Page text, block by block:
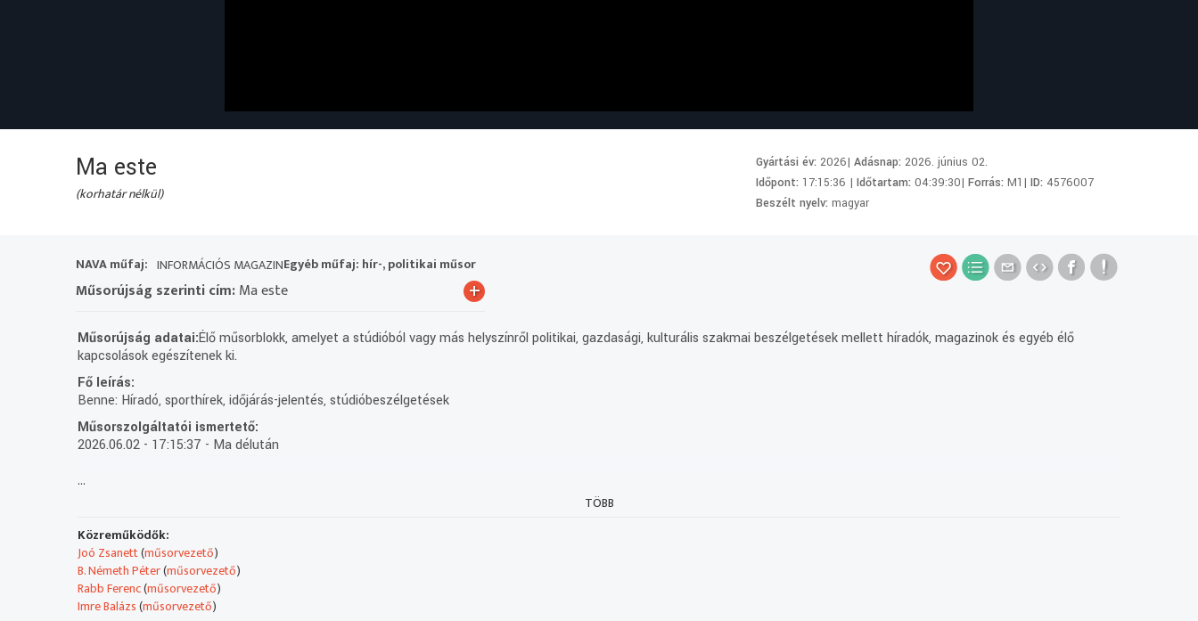
Ma este
(korhatár nélkül)
Gyártási év:2026|Adásnap:2026. június 02.
Időpont: 17:15:36 |Időtartam:04:39:30|Forrás:M1|ID:4576007
Beszélt nyelv:magyar
NAVA műfaj: INFORMÁCIÓS MAGAZINEgyéb műfaj: hír-, politikai műsor
Műsorújság szerinti cím:Ma este +
Műsorújság adatai:Élő műsorblokk, amelyet a stúdióból vagy más helyszínről politikai, gazdasági, kulturális szakmai beszélgetések mellett híradók, magazinok és egyéb élő
kapcsolások egészítenek ki.
Fő leírás:
Benne: Híradó, sporthírek, időjárás-jelentés, stúdióbeszélgetések
Műsorszolgáltatói ismertető:
2026.06.02 - 17:15:37 - Ma délután
2026.06.02 - 17:45:00 - Agenda
2026.06.02 - 18:26:29 - Nemzeti Sporthíradó
2026.06.02 - 18:37:07 - Időjárás-jelentés
...
TÖBB
Közreműködők:
Joó Zsanett(műsorvezető)
B. Németh Péter(műsorvezető)
Rabb Ferenc(műsorvezető)
Imre Balázs(műsorvezető)